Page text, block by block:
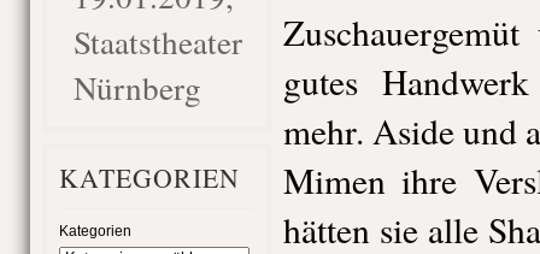
Staatstheater
Nürnberg
KATEGORIEN
Kategorien
gutes
mehr. Aside und
Mimen ihre
hätten sie alle